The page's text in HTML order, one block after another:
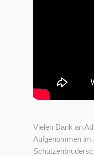
Vielen Dank an
Aufgenommen im